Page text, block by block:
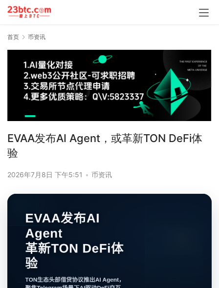
首页 币资讯
EVAA发布AI Agent，或革新TON DeFi体
验
2026年7月8日 下午5:51 • 币资讯